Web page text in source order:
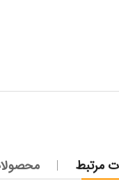
SLOW "JO" –
مچی سوئیسی
SLOW "JO" –
مرتبط